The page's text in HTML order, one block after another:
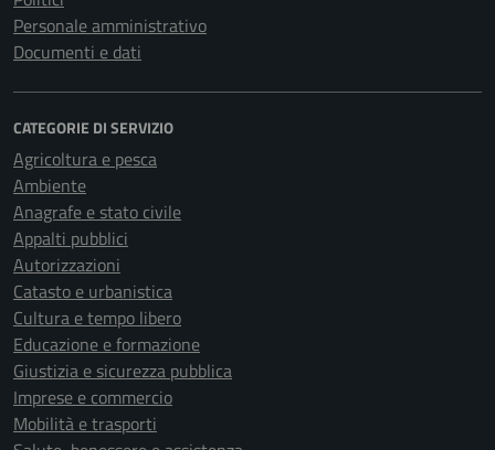
Personale amministrativo
Documenti e dati
CATEGORIE DI SERVIZIO
Agricoltura e pesca
Ambiente
Anagrafe e stato civile
Appalti pubblici
Autorizzazioni
Catasto e urbanistica
Cultura e tempo libero
Educazione e formazione
Giustizia e sicurezza pubblica
Imprese e commercio
Mobilità e trasporti